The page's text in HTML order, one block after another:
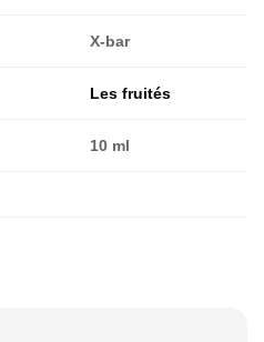
X-bar
Les fruités
10 ml